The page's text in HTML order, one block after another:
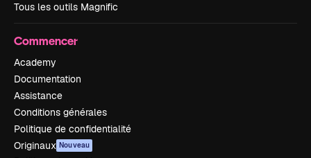
Tous les outils Magnific
Commencer
Academy
Documentation
Assistance
Conditions générales
Politique de confidentialité
Originaux Nouveau